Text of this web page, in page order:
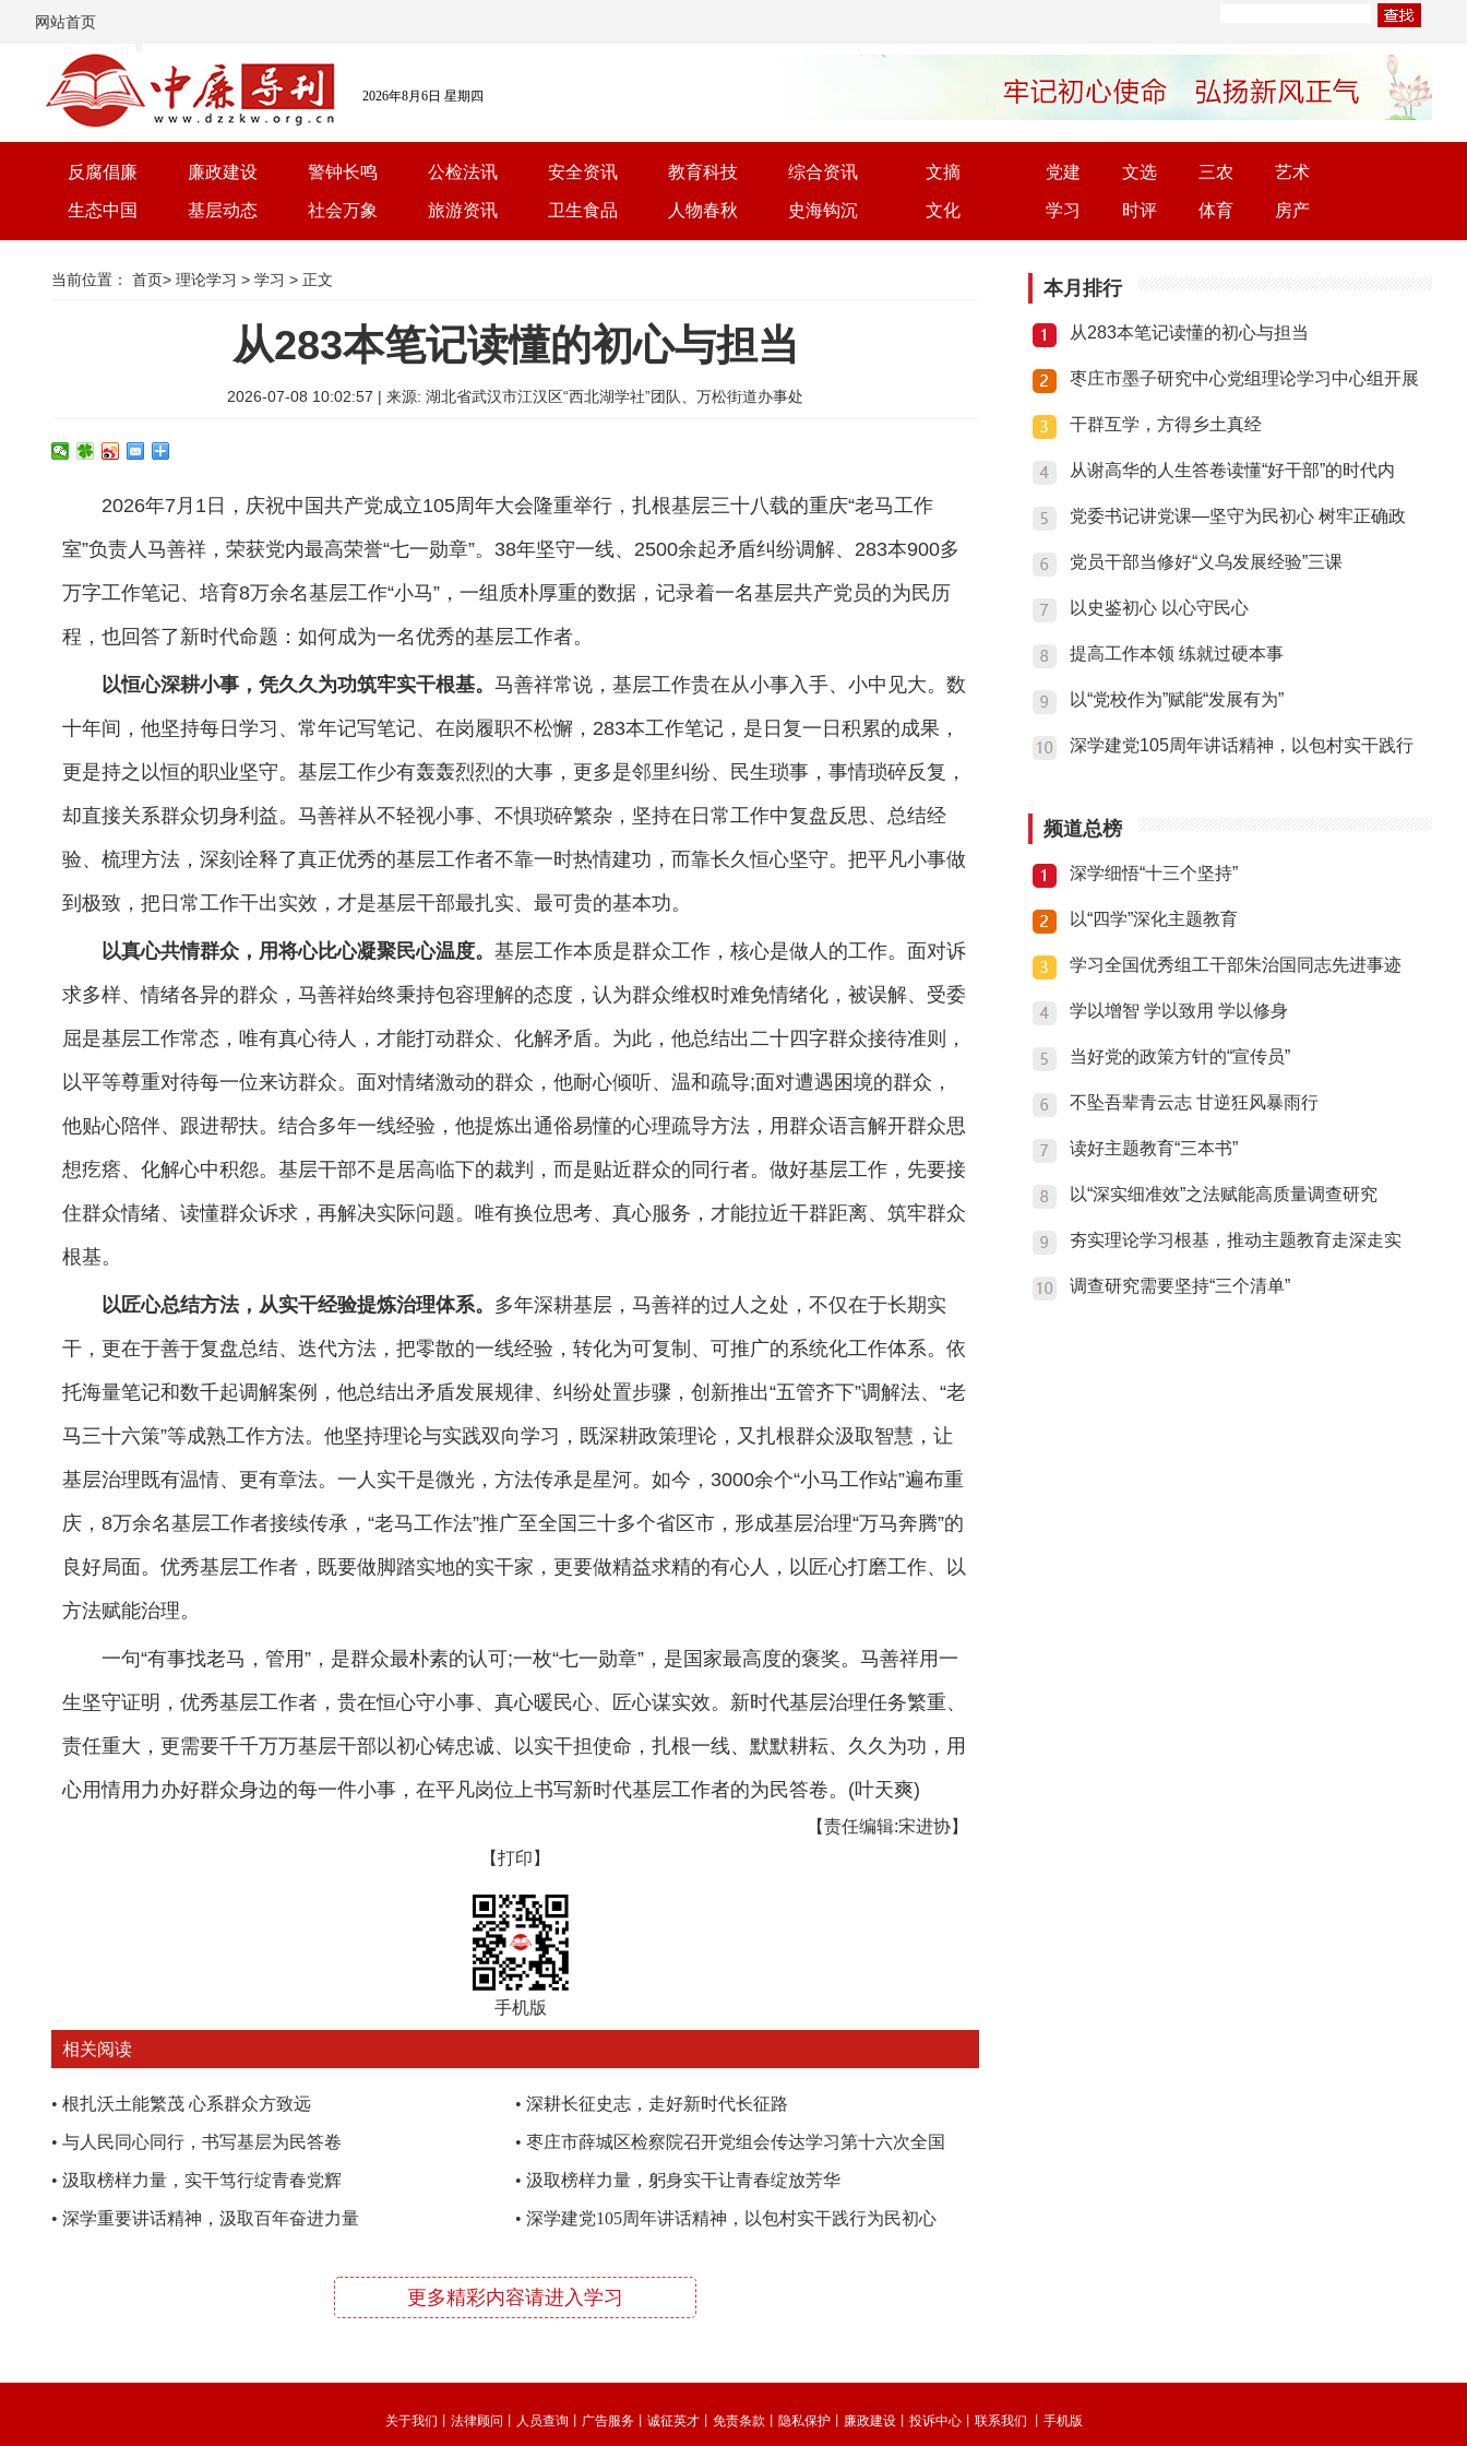
网站首页
2026年8月6日 星期四
反腐倡廉 廉政建设 警钟长鸣 公检法讯 安全资讯 教育科技 综合资讯 文摘
生态中国 基层动态 社会万象 旅游资讯 卫生食品 人物春秋 史海钩沉 文化
党建 文选 三农 艺术
学习 时评 体育 房产
当前位置： 首页> 理论学习 > 学习 > 正文
从283本笔记读懂的初心与担当
2026-07-08 10:02:57 | 来源: 湖北省武汉市江汉区“西北湖学社”团队、万松街道办事处
2026年7月1日，庆祝中国共产党成立105周年大会隆重举行，扎根基层三十八载的重庆“老马工作
室”负责人马善祥，荣获党内最高荣誉“七一勋章”。38年坚守一线、2500余起矛盾纠纷调解、283本900多
万字工作笔记、培育8万余名基层工作“小马”，一组质朴厚重的数据，记录着一名基层共产党员的为民历
程，也回答了新时代命题：如何成为一名优秀的基层工作者。
以恒心深耕小事，凭久久为功筑牢实干根基。 马善祥常说，基层工作贵在从小事入手、小中见大。数
十年间，他坚持每日学习、常年记写笔记、在岗履职不松懈，283本工作笔记，是日复一日积累的成果，
更是持之以恒的职业坚守。基层工作少有轰轰烈烈的大事，更多是邻里纠纷、民生琐事，事情琐碎反复，
却直接关系群众切身利益。马善祥从不轻视小事、不惧琐碎繁杂，坚持在日常工作中复盘反思、总结经
验、梳理方法，深刻诠释了真正优秀的基层工作者不靠一时热情建功，而靠长久恒心坚守。把平凡小事做
到极致，把日常工作干出实效，才是基层干部最扎实、最可贵的基本功。
以真心共情群众，用将心比心凝聚民心温度。 基层工作本质是群众工作，核心是做人的工作。面对诉
求多样、情绪各异的群众，马善祥始终秉持包容理解的态度，认为群众维权时难免情绪化，被误解、受委
屈是基层工作常态，唯有真心待人，才能打动群众、化解矛盾。为此，他总结出二十四字群众接待准则，
以平等尊重对待每一位来访群众。面对情绪激动的群众，他耐心倾听、温和疏导;面对遭遇困境的群众，
他贴心陪伴、跟进帮扶。结合多年一线经验，他提炼出通俗易懂的心理疏导方法，用群众语言解开群众思
想疙瘩、化解心中积怨。基层干部不是居高临下的裁判，而是贴近群众的同行者。做好基层工作，先要接
住群众情绪、读懂群众诉求，再解决实际问题。唯有换位思考、真心服务，才能拉近干群距离、筑牢群众
根基。
以匠心总结方法，从实干经验提炼治理体系。 多年深耕基层，马善祥的过人之处，不仅在于长期实
干，更在于善于复盘总结、迭代方法，把零散的一线经验，转化为可复制、可推广的系统化工作体系。依
托海量笔记和数千起调解案例，他总结出矛盾发展规律、纠纷处置步骤，创新推出“五管齐下”调解法、“老
马三十六策”等成熟工作方法。他坚持理论与实践双向学习，既深耕政策理论，又扎根群众汲取智慧，让
基层治理既有温情、更有章法。一人实干是微光，方法传承是星河。如今，3000余个“小马工作站”遍布重
庆，8万余名基层工作者接续传承，“老马工作法”推广至全国三十多个省区市，形成基层治理“万马奔腾”的
良好局面。优秀基层工作者，既要做脚踏实地的实干家，更要做精益求精的有心人，以匠心打磨工作、以
方法赋能治理。
一句“有事找老马，管用”，是群众最朴素的认可;一枚“七一勋章”，是国家最高度的褒奖。马善祥用一
生坚守证明，优秀基层工作者，贵在恒心守小事、真心暖民心、匠心谋实效。新时代基层治理任务繁重、
责任重大，更需要千千万万基层干部以初心铸忠诚、以实干担使命，扎根一线、默默耕耘、久久为功，用
心用情用力办好群众身边的每一件小事，在平凡岗位上书写新时代基层工作者的为民答卷。(叶天爽)
【责任编辑:宋进协】
【打印】
手机版
相关阅读
• 根扎沃土能繁茂 心系群众方致远 • 深耕长征史志，走好新时代长征路
• 与人民同心同行，书写基层为民答卷 • 枣庄市薛城区检察院召开党组会传达学习第十六次全国
检察工作会议精神
• 汲取榜样力量，实干笃行绽青春党辉 • 汲取榜样力量，躬身实干让青春绽放芳华
• 深学重要讲话精神，汲取百年奋进力量 • 深学建党105周年讲话精神，以包村实干践行为民初心
更多精彩内容请进入学习
本月排行
从283本笔记读懂的初心与担当
枣庄市墨子研究中心党组理论学习中心组开展
干群互学，方得乡土真经
从谢高华的人生答卷读懂“好干部”的时代内
党委书记讲党课—坚守为民初心 树牢正确政
党员干部当修好“义乌发展经验”三课
以史鉴初心 以心守民心
提高工作本领 练就过硬本事
以“党校作为”赋能“发展有为”
深学建党105周年讲话精神，以包村实干践行
频道总榜
深学细悟“十三个坚持”
以“四学”深化主题教育
学习全国优秀组工干部朱治国同志先进事迹
学以增智 学以致用 学以修身
当好党的政策方针的“宣传员”
不坠吾辈青云志 甘逆狂风暴雨行
读好主题教育“三本书”
以“深实细准效”之法赋能高质量调查研究
夯实理论学习根基，推动主题教育走深走实
调查研究需要坚持“三个清单”
关于我们 法律顾问 人员查询 广告服务丨 诚征英才丨 免责条款 隐私保护丨 廉政建设丨 投诉中心丨 联系我们 手机版